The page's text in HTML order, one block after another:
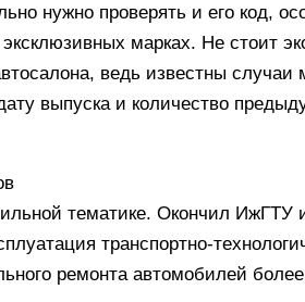
нужно проверять и его код,
марках. Не стоит
ведь известны
выпуска и количество
тематике. Окончил
транспортно-
ремонта автомобилей более